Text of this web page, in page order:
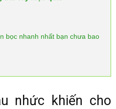
bọc nhanh nhất bạn chưa bao
nhức khiến cho